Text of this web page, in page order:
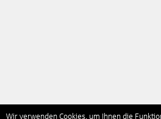
Wir verwenden Cookies, um Ihnen die